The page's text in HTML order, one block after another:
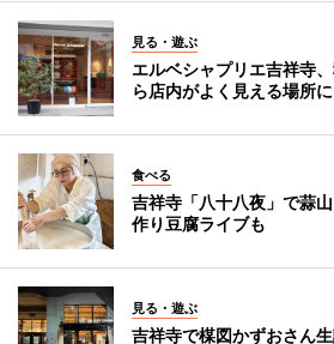
見る・遊ぶ
エルベシャプリエ吉祥寺
ら店内がよく見える場所に
食べる
吉祥寺「八十八夜」で蒜
作り豆腐ライブも
見る・遊ぶ
吉祥寺で楳図かずおさん